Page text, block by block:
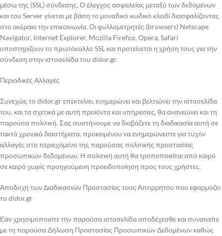
μέσω της (SSL) σύνδεσης. Ο έλεγχος ασφαλείας μεταξύ των δεδομένων
και του Server γίνεται με βάση το μοναδικό κωδικό κλειδί διασφαλίζοντας
στο ακέραιο την επικοινωνία. Οι φυλλομετρητές (browsers) Netscape
Navigator, Internet Explorer, Mozilla Firefox, Opera, Safari
υποστηρίζουν το πρωτόκολλο SSL και προτείνεται η χρήση τους για τήν
σύνδεση στην ιστοσελίδα του didor.gr.
Περιοδικές Αλλαγές
Συνεχώς το didor.gr επεκτείνει, ενημερώνει και βελτιώνει την ιστοσελίδα
του, και τα σχετικά με αυτή προϊόντα και υπηρεσίες, θα ανανεώνει και τη
παρούσα πολιτική. Σας συστήνουμε να διαβάζετε τη διαδικασία αυτή σε
τακτά χρονικά διαστήματα, προκειμένου να ενημερώνεστε για τυχόν
αλλαγές στο περιεχόμενο της παρούσας πολιτικής προστασίας
προσωπικών δεδομένων. Η πολιτική αυτή θα τροποποιείται από καιρό
σε καιρό χωρίς προηγούμενη προειδοποίηση προς τους χρήστες.
Αποδοχή των Διαδικασιών Προστασίας τους Απορρήτου που εφαρμόζει
το didor.gr
Εάν χρησιμοποιείτε την παρούσα ιστοσελίδα αποδέχεσθε και συναινείτε
με τη παρούσα Δήλωση Προστασίας Προσωπικών Δεδομένων καθώς